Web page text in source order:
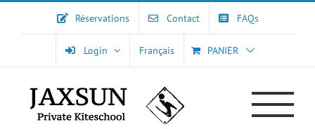
Réservations Contact FAQs
Login Français PANIER